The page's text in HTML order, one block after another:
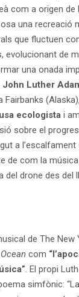
com a origen de
una recreació
que fluctuen
evolucionant de
una onada
John Luther
Fairbanks
ecologista i
sobre el
a l’escalfament
de com la
del drone des
de The New
com
. El propi
simfònic: